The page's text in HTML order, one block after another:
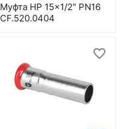
Муфта НР 15x1/2" PN16
CF.520.0404